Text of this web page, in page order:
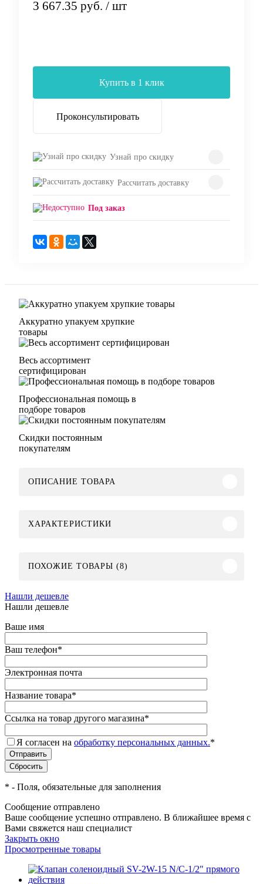
3 667.35 руб. / шт
Купить в 1 клик
Проконсультировать
Узнай про скидку
Рассчитать доставку
Под заказ
Аккуратно упакуем хрупкие
товары
Весь ассортимент
сертифицирован
Профессиональная помощь в
подборе товаров
Скидки постоянным
покупателям
ОПИСАНИЕ ТОВАРА
ХАРАКТЕРИСТИКИ
ПОХОЖИЕ ТОВАРЫ (8)
Нашли дешевле
Нашли дешевле
Ваше имя
Ваш телефон*
Электронная почта
Название товара*
Ссылка на товар другого магазина*
Я согласен на обработку персональных данных.*
* - Поля, обязательные для заполнения
Сообщение отправлено
Ваше сообщение успешно отправлено. В ближайшее время с
Вами свяжется наш специалист
Закрыть окно
Просмотренные товары